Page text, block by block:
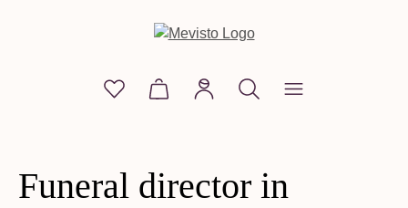
You have 0 wishlist items
Shopping cart contains 0 items.
Funeral director in